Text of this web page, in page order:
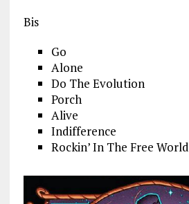
Bis
Go
Alone
Do The Evolution
Porch
Alive
Indifference
Rockin’ In The Free World